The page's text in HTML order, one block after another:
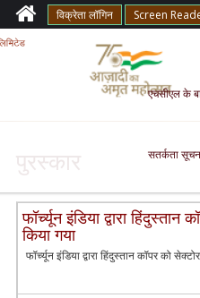
विक्रेता लॉगिन Screen
एचसीएल के
सतर्कता
पुरस्कार
फॉर्च्यून इंडिया द्वारा
किया गया
फॉर्च्यून इंडिया द्वारा हिंदुस्तान कॉपर को